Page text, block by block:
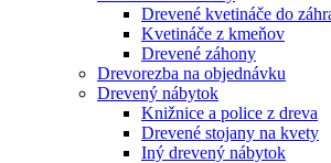
Drevené kvetináče do
Kvetináče z kmeňov
Drevené záhony
Drevorezba na objednávku
Drevený nábytok
Knižnice a police z dreva
Drevené stojany na kvety
Iný drevený nábytok